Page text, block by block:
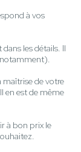
à vos
les détails. Il
maîtrise de votre
en est de même
à bon prix le